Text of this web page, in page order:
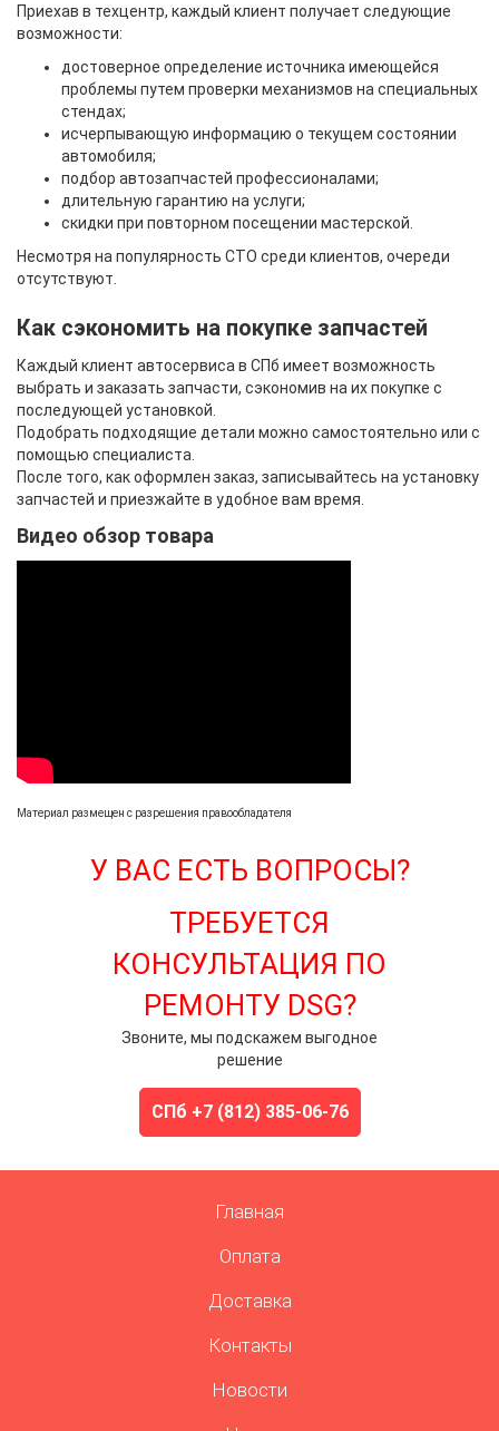
Приехав в техцентр, каждый клиент получает следующие
возможности:
достоверное определение источника имеющейся
проблемы путем проверки механизмов на специальных
стендах;
исчерпывающую информацию о текущем состоянии
автомобиля;
подбор автозапчастей профессионалами;
длительную гарантию на услуги;
скидки при повторном посещении мастерской.
Несмотря на популярность СТО среди клиентов, очереди
отсутствуют.
Как сэкономить на покупке запчастей
Каждый клиент автосервиса в СПб имеет возможность
выбрать и заказать запчасти, сэкономив на их покупке с
последующей установкой.
Подобрать подходящие детали можно самостоятельно или с
помощью специалиста.
После того, как оформлен заказ, записывайтесь на установку
запчастей и приезжайте в удобное вам время.
Видео обзор товара
Материал размещен с разрешения правообладателя
У ВАС ЕСТЬ ВОПРОСЫ?
ТРЕБУЕТСЯ
КОНСУЛЬТАЦИЯ ПО
РЕМОНТУ DSG?
Звоните, мы подскажем выгодное
решение
СПб +7 (812) 385-06-76
Главная
Оплата
Доставка
Контакты
Новости